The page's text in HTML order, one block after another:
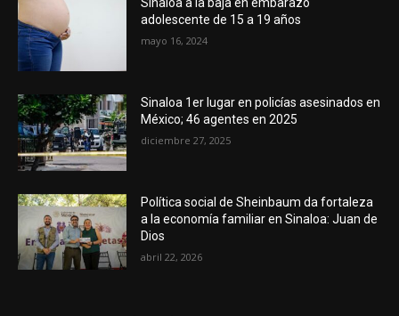
Sinaloa a la baja en embarazo
adolescente de 15 a 19 años
mayo 16, 2024
Sinaloa 1er lugar en policías asesinados en
México; 46 agentes en 2025
diciembre 27, 2025
Política social de Sheinbaum da fortaleza
a la economía familiar en Sinaloa: Juan de
Dios
abril 22, 2026